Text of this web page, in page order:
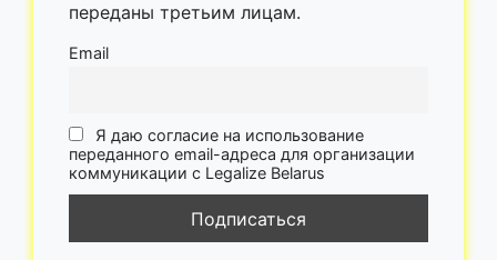
переданы третьим лицам.
Email
Я даю согласие на использование
переданного email-адреса для организации
коммуникации с Legalize Belarus